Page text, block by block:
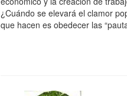
¿Cuándo se elevará el clamor
que hacen es obedecer las